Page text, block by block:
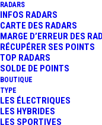
RADARS
INFOS RADARS
CARTE DES RADARS
MARGE D’ERREUR DES
RÉCUPÉRER SES POINTS
TOP RADARS
SOLDE DE POINTS
BOUTIQUE
TYPE
LES ÉLECTRIQUES
LES HYBRIDES
LES SPORTIVES
Le péage de
point de
A29,
département
Normandie.
voies, de type
permettant